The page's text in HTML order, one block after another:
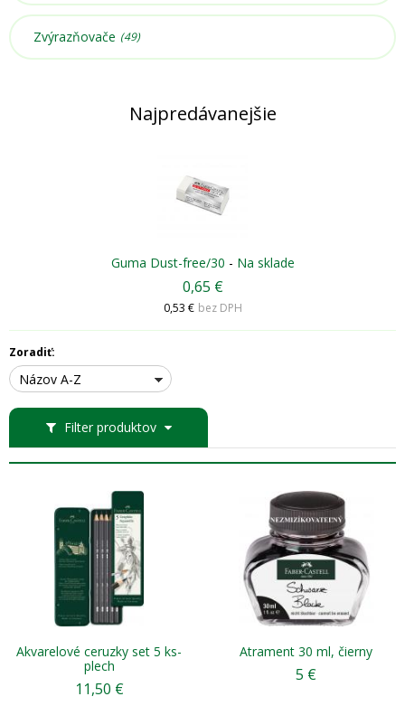
Zvýrazňovače (49)
Najpredávanejšie
Guma Dust-free/30 - Na sklade
0,65 €
0,53 € bez DPH
Filter produktov
Zoradiť:
Názov A-Z
Akvarelové ceruzky set 5 ks-
plech
11,50 €
Atrament 30 ml, čierny
5 €